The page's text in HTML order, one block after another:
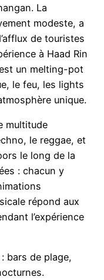
La
modeste, a
de touristes
à Haad Rin
un melting-pot
le feu, les lights
unique.
multitude
le reggae, et
le long de la
: chacun y
répond aux
l’expérience
: bars de plage,